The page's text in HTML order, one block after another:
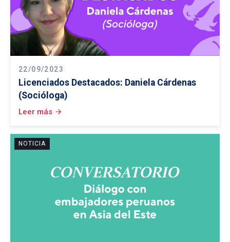
22/09/2023
Licenciados Destacados: Daniela Cárdenas
(Socióloga)
Leer más arrow_forward
NOTICIA